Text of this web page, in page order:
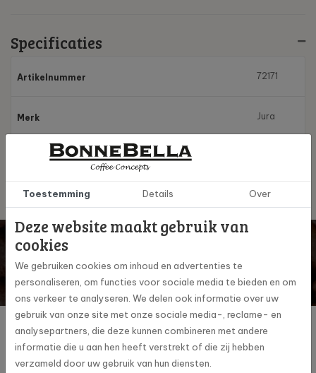
Specificaties
Artikelnummer 72171
Merk Jura
Capaciteit per bonenreservoir
Wil je op de hoogte blijven? Schrijf je dan in voor onze
digitale nieuwsbrief!
Ja, ik schrijf me in voor de maandelijkse marketingpromoties
Producten
Klantenservice
Toestemming Details Over
Deze website maakt gebruik van
cookies
We gebruiken cookies om inhoud en advertenties te
personaliseren, om functies voor sociale media te bieden en om
ons verkeer te analyseren. We delen ook informatie over uw
gebruik van onze site met onze sociale media-, reclame- en
analysepartners, die deze kunnen combineren met andere
informatie die u aan hen heeft verstrekt of die zij hebben
verzameld door uw gebruik van hun diensten.